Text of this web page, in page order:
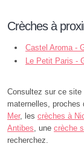
Crèches à
Castel Aroma -
Le Petit Paris -
Consultez sur ce
maternelles, proches
Mer, les crèches à
Antibes , une crèche
recherchez.